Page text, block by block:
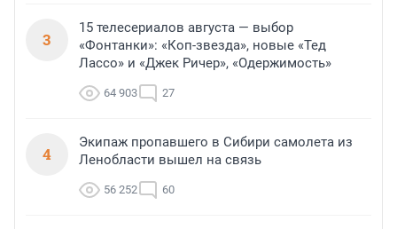
3
15 телесериалов августа — выбор
«Фонтанки»: «Коп-звезда», новые «Тед
Лассо» и «Джек Ричер», «Одержимость»
64 903 27
4
Экипаж пропавшего в Сибири самолета из
Ленобласти вышел на связь
56 252 60